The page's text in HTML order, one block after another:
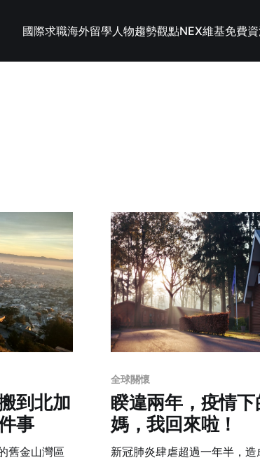
國際求職海外留學人物趨勢觀點NEX維基免費
到北加
事
舊金山灣區
全球關懷
睽違兩年，疫情
媽，我回來啦！
新冠肺炎肆虐超過一年半，